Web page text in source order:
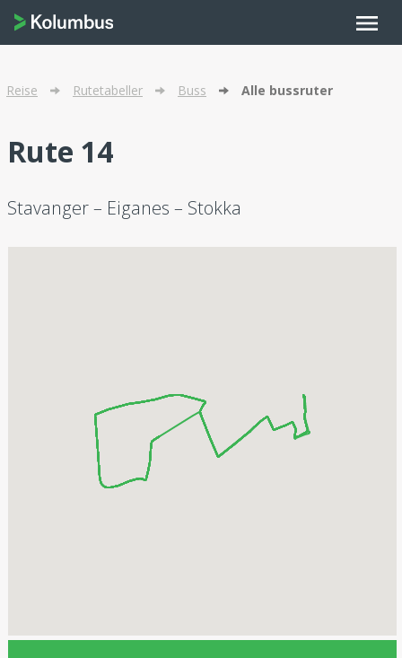
menu
Reise Rutetabeller Buss Alle bussruter
Rute 14
Stavanger – Eiganes – Stokka